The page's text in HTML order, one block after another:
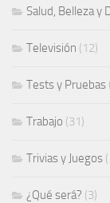
Salud, Belleza y
Televisión (12)
Tests y Pruebas
Trabajo (31)
Trivias y Juegos
¿Qué será? (3)